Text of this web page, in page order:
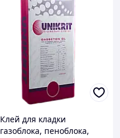
Клей для кладки
газоблока, пеноблока,